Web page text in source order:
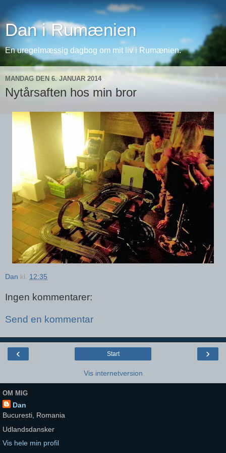
Dan i Rumænien
En uregelmæssig dagbog om mit liv i Rumænien.
MANDAG DEN 6. JANUAR 2014
Nytårsaften hos min bror
Dan kl. 12:35
Ingen kommentarer:
Send en kommentar
‹ ›
Start
Vis internetversion
OM MIG
Dan
Bucuresti, Romania
Udlandsdansker
Vis hele min profil